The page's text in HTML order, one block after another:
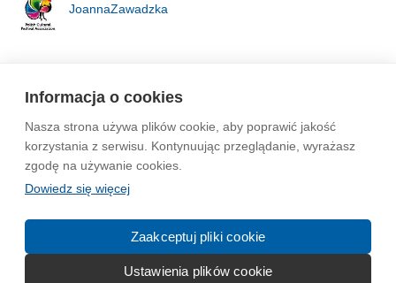
Informacja o cookies
Nasza strona używa plików cookie, aby poprawić jakość
korzystania z serwisu. Kontynuując przeglądanie, wyrażasz
zgodę na używanie cookies.
Dowiedz się więcej
Zaakceptuj pliki cookie
Ustawienia plików cookie
JoannaZawadzka
Wytyczne dla społeczności Regulamin Prywatność
Reklama Kontakt